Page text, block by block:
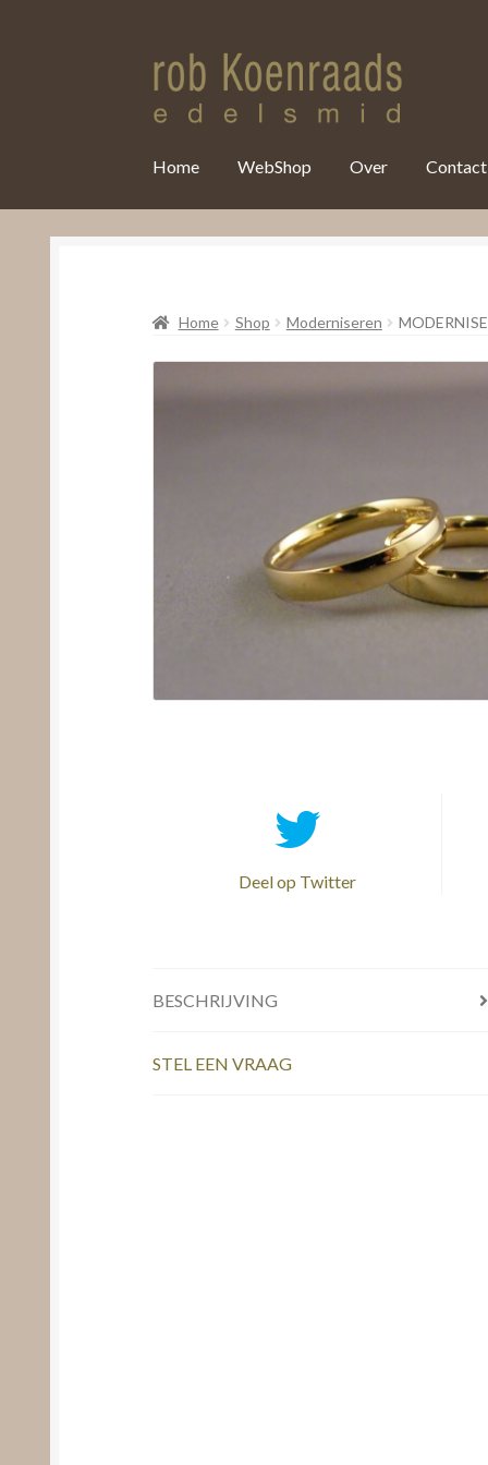
Home WebShop Over Contact
Home Shop Moderniseren
Deel op Twitter
BESCHRIJVING
STEL EEN VRAAG